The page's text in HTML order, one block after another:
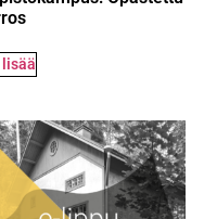
lisää